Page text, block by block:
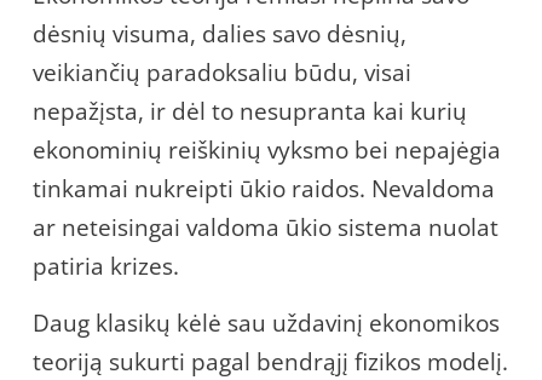
dėsnių visuma, dalies savo dėsnių,
veikiančių paradoksaliu būdu, visai
nepažįsta, ir dėl to nesupranta kai kurių
ekonominių reiškinių vyksmo bei nepajėgia
tinkamai nukreipti ūkio raidos. Nevaldoma
ar neteisingai valdoma ūkio sistema nuolat
patiria krizes.
Daug klasikų kėlė sau uždavinį ekonomikos
teoriją sukurti pagal bendrąjį fizikos modelį.